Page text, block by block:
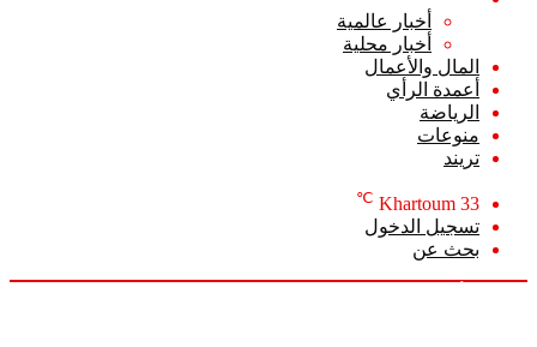
أخبار عالمية
أخبار محلية
المال والأعمال
أعمدة الرأي
الرياضة
منوعات
تريند
Khartoum 33
℃
تسجيل الدخول
بحث عن